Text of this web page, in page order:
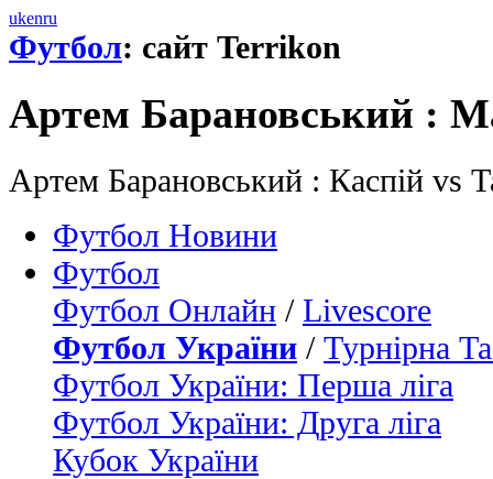
ukenru
Футбол: сайт Terrikon
Артем Барановський :
Артем Барановський : Каспій vs
Футбол Новини
Футбол
Футбол Онлайн / Livescore
Футбол України / Турнірна
Футбол України: Перша ліга
Футбол України: Друга ліга
Кубок України